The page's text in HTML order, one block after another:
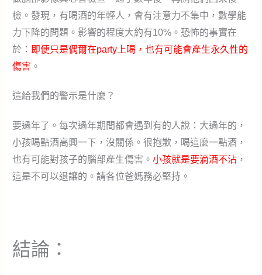
檢。發現，有喝酒的年輕人，會有注意力不集中，數學能
力下降的問題。影響的程度大約有10%。恐怖的事實在
於： 即便只是偶爾在party上喝，也有可能會產生永久性的
傷害 。
這給我們的警示是什麼？
要過年了。每次過年期間都會遇到有的人說：大過年的，
小孩喝點酒高興一下，沒關係。很抱歉，喝這麼一點酒，
也有可能對孩子的腦部產生傷害。小孩就是要滴酒不沾 ，
這是不可以退讓的。請各位爸媽務必堅持。
結論：